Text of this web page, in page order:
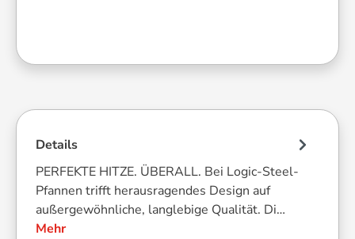
Details
PERFEKTE HITZE. ÜBERALL. Bei Logic-Steel-
Pfannen trifft herausragendes Design auf
außergewöhnliche, langlebige Qualität. Di…
Mehr